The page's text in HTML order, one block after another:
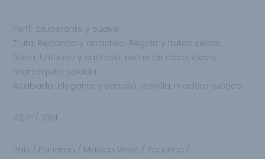
Perfil: Exuberante y suave.
Trufa: Redonda y atractiva. Regaliz y frutos secos.
Boca: Untuoso y sabroso. Leche de coco, clavo,
mantequilla salada.
Acabado: elegante y sencillo. Vainilla, madera exótica.
43,4º / 70cl
Pais / Panama / Maison Velier / Panama /